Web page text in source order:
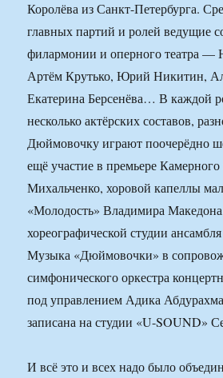
Королёва из Санкт-Петербурга.
главных партий и ролей ведущие
филармонии и оперного театра —
Артём Крутько, Юрий Никитин,
Екатерина Берсенёва… В каждой
несколько актёрских составов,
Дюймовочку играют поочерёдно
ещё участие в премьере
Михальченко, хоровой капеллы
«Молодость» Владимира
хореографической студии
Музыка «Дюймовочки» в
симфонического оркестра
под управлением Адика
записана на студии «U-SOUND»
И всё это и всех надо было